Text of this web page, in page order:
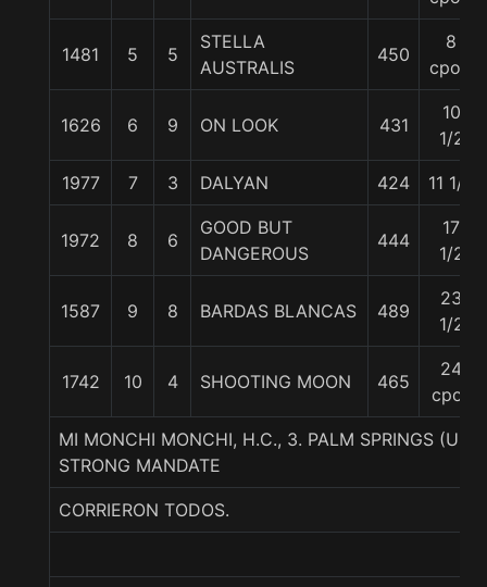
1481 5 5
STELLA
AUSTRALIS
450
8
cpos.
1626 6 9 ON LOOK 431
10
1/2
1977 7 3 DALYAN 424 11 1/2
1972 8 6
GOOD BUT
DANGEROUS
444
17
1/2
1587 9 8 BARDAS BLANCAS 489
23
1/2
1742 10 4 SHOOTING MOON 465
24
cpos
MI MONCHI MONCHI, H.C., 3. PALM SPRINGS
STRONG MANDATE
CORRIERON TODOS.